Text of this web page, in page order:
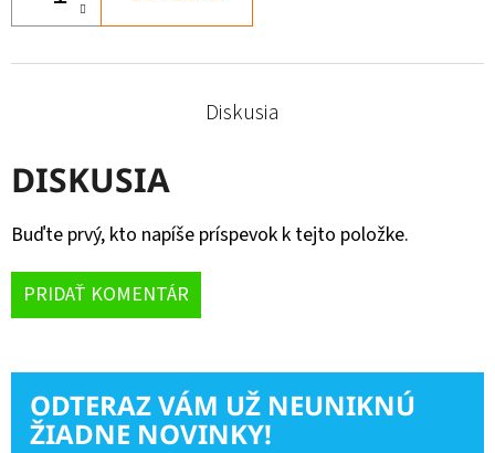
Diskusia
DISKUSIA
Buďte prvý, kto napíše príspevok k tejto položke.
PRIDAŤ KOMENTÁR
ODTERAZ VÁM UŽ NEUNIKNÚ
ŽIADNE NOVINKY!